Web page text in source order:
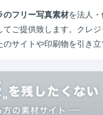
のフリー写真素材を法人
ご提供致します。クレ
サイトや印刷物を引き立